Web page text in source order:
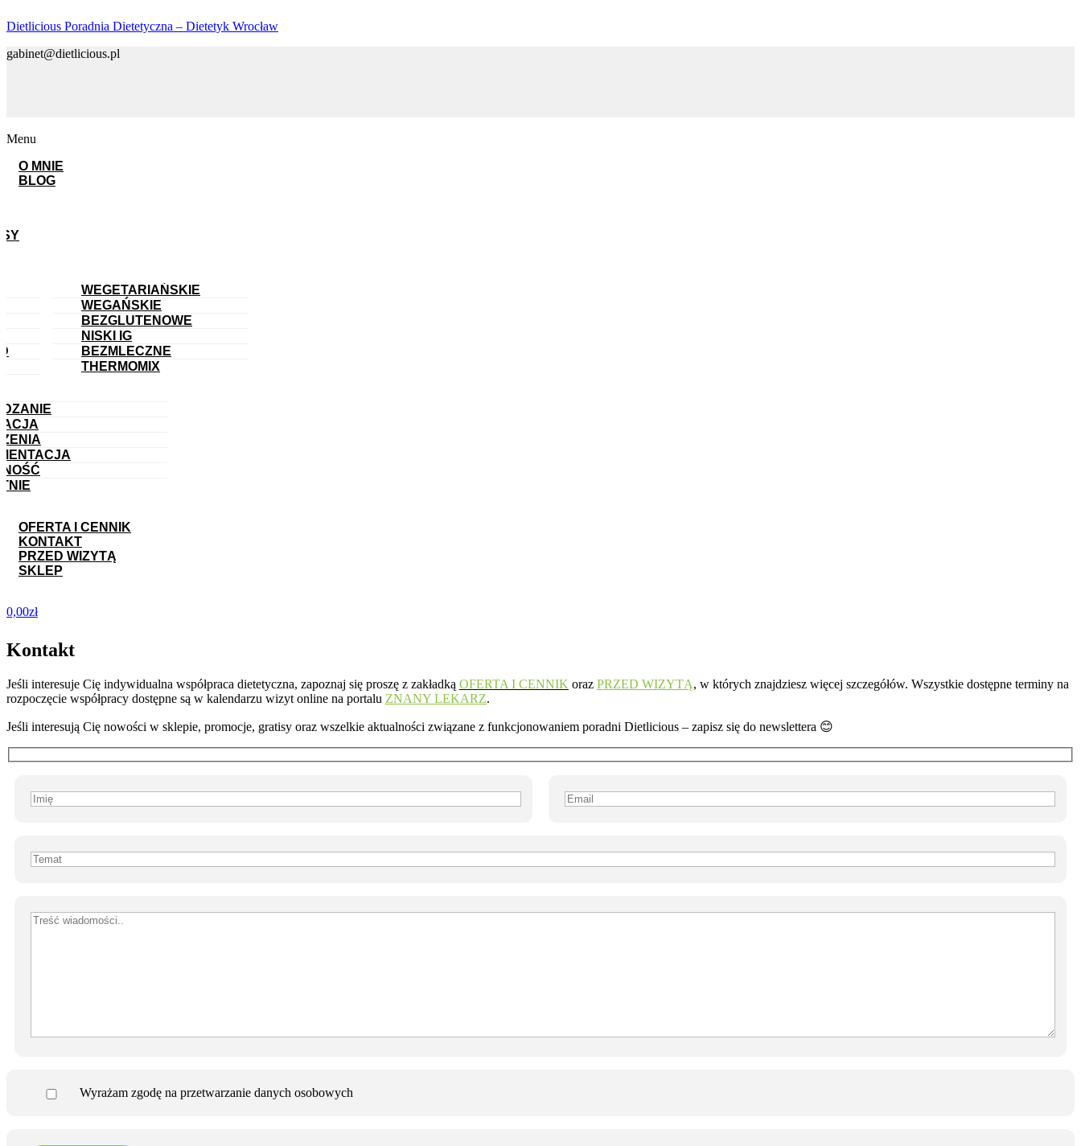
Dietlicious Poradnia Dietetyczna – Dietetyk Wrocław
gabinet@dietlicious.pl
Menu
O MNIE
BLOG
WEGETARIAŃSKIE
WEGAŃSKIE
BEZGLUTENOWE
NISKI IG
BEZMLECZNE
THERMOMIX
OFERTA I CENNIK
KONTAKT
PRZED WIZYTĄ
SKLEP
0,00zł
Kontakt
Jeśli interesuje Cię indywidualna współpraca dietetyczna, zapoznaj się proszę z zakładką OFERTA I CENNIK oraz PRZED WIZYTĄ, w których znajdziesz więcej szczegółów. Wszystkie dostępne terminy na
rozpoczęcie współpracy dostępne są w kalendarzu wizyt online na portalu ZNANY LEKARZ.
Jeśli interesują Cię nowości w sklepie, promocje, gratisy oraz wszelkie aktualności związane z funkcjonowaniem poradni Dietlicious – zapisz się do newslettera 😊
Wyrażam zgodę na przetwarzanie danych osobowych